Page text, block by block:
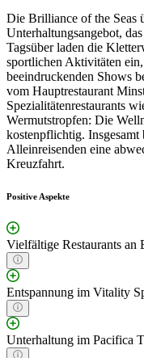
Die Brilliance of the Seas
Unterhaltungsangebot,
Tagsüber laden die
sportlichen Aktivitäten
beeindruckenden Shows
vom Hauptrestaurant
Spezialitätenrestaurants
Wermutstropfen: Die
kostenpflichtig.
Alleinreisenden eine
Kreuzfahrt.
Positive Aspekte
Vielfältige Restaurants an
Entspannung im Vitality
Unterhaltung im Pacifica